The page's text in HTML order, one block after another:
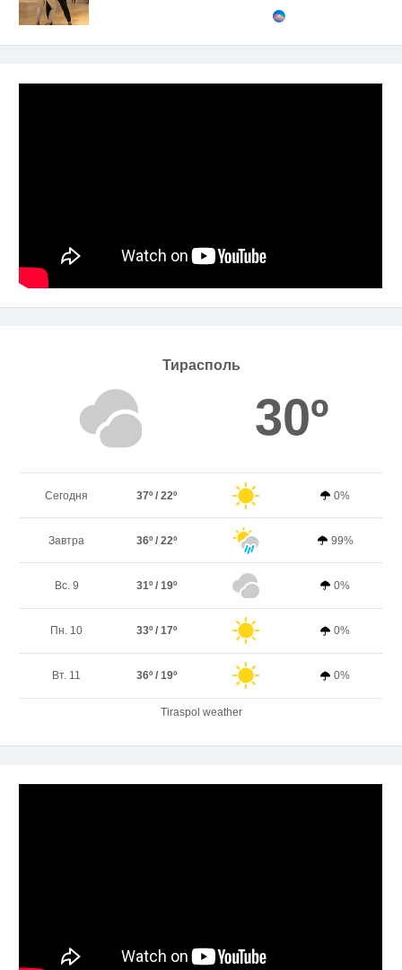
Тирасполь
30º
Сегодня 37º / 22º 0%
Завтра 36º / 22º 99%
Вс. 9 31º / 19º 0%
Пн. 10 33º / 17º 0%
Вт. 11 36º / 19º 0%
Tiraspol weather